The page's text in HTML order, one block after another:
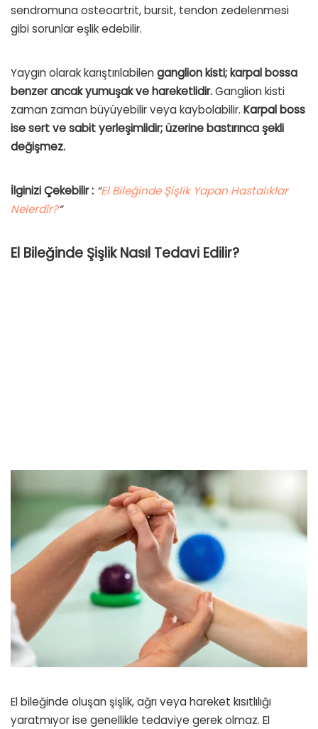
sendromuna osteoartrit, bursit, tendon zedelenmesi
gibi sorunlar eşlik edebilir.
Yaygın olarak karıştırılabilen ganglion kisti; karpal bossa
benzer ancak yumuşak ve hareketlidir.Ganglion kisti
zaman zaman büyüyebilir veya kaybolabilir. Karpal boss
ise sert ve sabit yerleşimlidir; üzerine bastırınca şekli
değişmez.
İlginizi Çekebilir : “El Bileğinde Şişlik Yapan Hastalıklar
Nelerdir?“
El Bileğinde Şişlik Nasıl Tedavi Edilir?
El bileğinde oluşan şişlik, ağrı veya hareket kısıtlılığı
yaratmıyor ise genellikle tedaviye gerek olmaz. El